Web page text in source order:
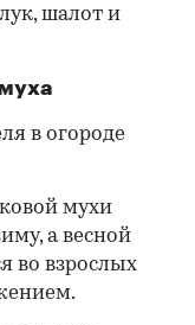
шалот и
в огороде
мухи
а весной
во взрослых